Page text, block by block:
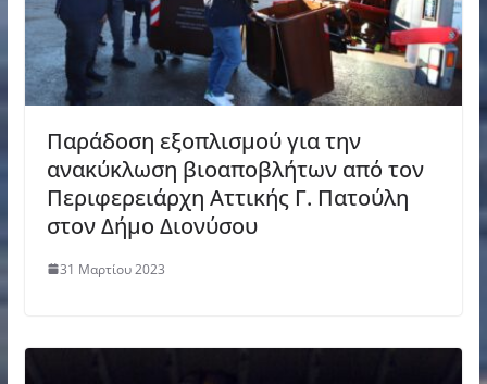
Παράδοση εξοπλισμού για την
ανακύκλωση βιοαποβλήτων από τον
Περιφερειάρχη Αττικής Γ. Πατούλη
στον Δήμο Διονύσου
31 Μαρτίου 2023